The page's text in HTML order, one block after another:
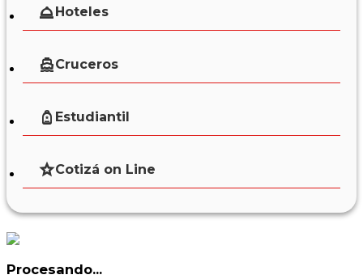
Hoteles
Cruceros
Estudiantil
Cotizá on Line
Procesando...